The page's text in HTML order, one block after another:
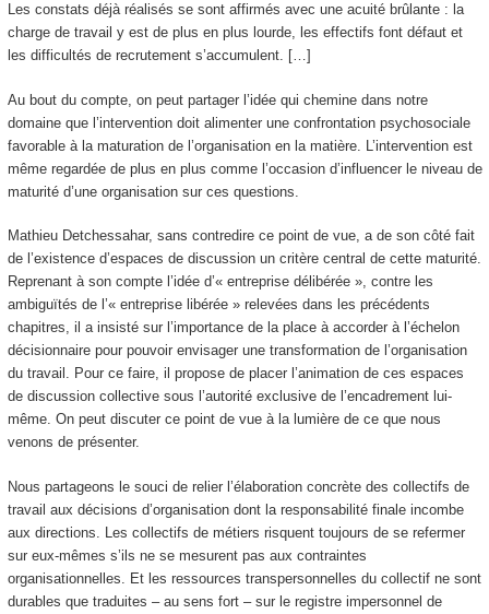
Les constats déjà réalisés se sont affirmés avec une acuité brûlante : la
charge de travail y est de plus en plus lourde, les effectifs font défaut et
les difficultés de recrutement s’accumulent. […]
Au bout du compte, on peut partager l’idée qui chemine dans notre
domaine que l’intervention doit alimenter une confrontation psychosociale
favorable à la maturation de l’organisation en la matière. L’intervention est
même regardée de plus en plus comme l’occasion d’influencer le niveau de
maturité d’une organisation sur ces questions.
Mathieu Detchessahar, sans contredire ce point de vue, a de son côté fait
de l’existence d’espaces de discussion un critère central de cette maturité.
Reprenant à son compte l’idée d’« entreprise délibérée », contre les
ambiguïtés de l’« entreprise libérée » relevées dans les précédents
chapitres, il a insisté sur l’importance de la place à accorder à l’échelon
décisionnaire pour pouvoir envisager une transformation de l’organisation
du travail. Pour ce faire, il propose de placer l’animation de ces espaces
de discussion collective sous l’autorité exclusive de l’encadrement lui-
même. On peut discuter ce point de vue à la lumière de ce que nous
venons de présenter.
Nous partageons le souci de relier l’élaboration concrète des collectifs de
travail aux décisions d’organisation dont la responsabilité finale incombe
aux directions. Les collectifs de métiers risquent toujours de se refermer
sur eux-mêmes s’ils ne se mesurent pas aux contraintes
organisationnelles. Et les ressources transpersonnelles du collectif ne sont
durables que traduites – au sens fort – sur le registre impersonnel de